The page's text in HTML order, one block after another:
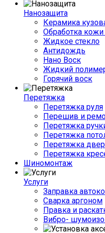
Нанозащита
Керамика
Обработка
Жидкое стекло
Антидождь
Нано Воск
Жидкий
Горячий воск
Перетяжка
Перетяжка руля
Перешив и
Перетяжка
Перетяжка
Перетяжка
Перетяжка
Шиномонтаж
Услуги
Заправка
Сварка аргоном
Правка и
Вибро-